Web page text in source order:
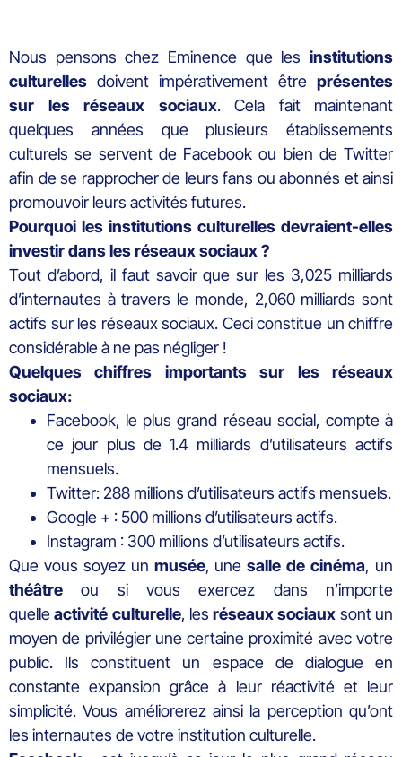
Nous pensons chez Eminence que les institutions
culturelles doivent impérativement être présentes
sur les réseaux sociaux. Cela fait maintenant
quelques années que plusieurs établissements
culturels se servent de Facebook ou bien de Twitter
afin de se rapprocher de leurs fans ou abonnés et ainsi
promouvoir leurs activités futures.
Pourquoi les institutions culturelles devraient-elles
investir dans les réseaux sociaux ?
Tout d’abord, il faut savoir que sur les 3,025 milliards
d’internautes à travers le monde, 2,060 milliards sont
actifs sur les réseaux sociaux. Ceci constitue un chiffre
considérable à ne pas négliger !
Quelques chiffres importants sur les réseaux
sociaux:
Facebook, le plus grand réseau social, compte à
ce jour plus de 1.4 milliards d’utilisateurs actifs
mensuels.
Twitter: 288 millions d’utilisateurs actifs mensuels.
Google + : 500 millions d’utilisateurs actifs.
Instagram : 300 millions d’utilisateurs actifs.
Que vous soyez un musée, unesalle de cinéma, un
théâtre ou si vous exercez dans n’importe
quelleactivité culturelle, lesréseaux sociaux sont un
moyen de privilégier une certaine proximité avec votre
public. Ils constituent un espace de dialogue en
constante expansion grâce à leur réactivité et leur
simplicité. Vous améliorerez ainsi la perception qu’ont
les internautes de votre institution culturelle.